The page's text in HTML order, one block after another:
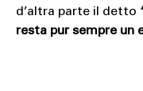
d’altra parte il detto
resta pur sempre un